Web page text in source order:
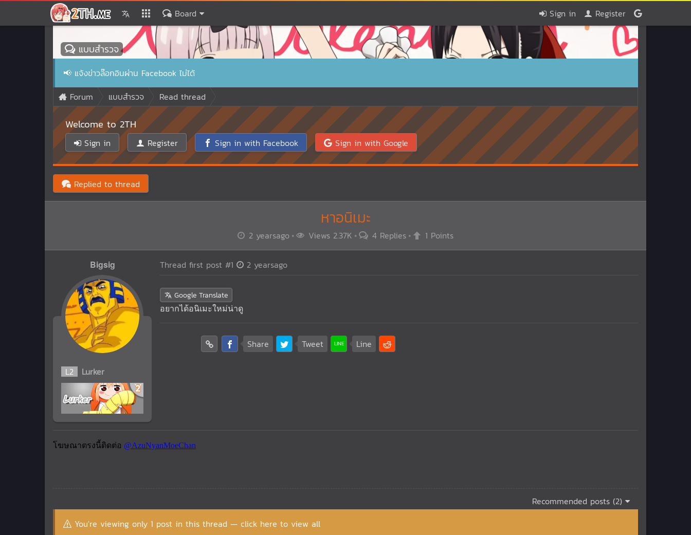
Sign in Register
Board
แบบสำรวจ
📢 แจ้งข่าวล๊อกอินผ่าน Facebook ไม่ได้
Forum
แบบสำรวจ Read thread
Welcome to 2TH
Sign in Register Sign in with Facebook Sign in with Google
Replied to thread
หาอนิเมะ
2 yearsago Views 2.37K 4 Replies 1 Points
Bigsig
L2 Lurker
Thread first post #1 2 yearsago
Google Translate
อยากได้อนิเมะใหม่น่าดู
Share Tweet Line
Recommended posts (2)
You're viewing only 1 post in this thread — click here to view all